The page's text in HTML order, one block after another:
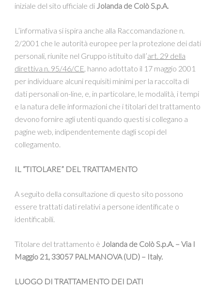
iniziale del sito ufficiale di Jolanda de Colò S.p.A.
L’informativa si ispira anche alla Raccomandazione n.
2/2001 che le autorità europee per la protezione dei dati
personali, riunite nel Gruppo istituito dall’art. 29 della
direttiva n. 95/46/CE , hanno adottato il 17 maggio 2001
per individuare alcuni requisiti minimi per la raccolta di
dati personali on-line, e, in particolare, le modalità, i tempi
e la natura delle informazioni che i titolari del trattamento
devono fornire agli utenti quando questi si collegano a
pagine web, indipendentemente dagli scopi del
collegamento.
IL “TITOLARE” DEL TRATTAMENTO
A seguito della consultazione di questo sito possono
essere trattati dati relativi a persone identificate o
identificabili.
Titolare del trattamento è Jolanda de Colò S.p.A. – Via I
Maggio 21, 33057 PALMANOVA (UD) – Italy.
LUOGO DI TRATTAMENTO DEI DATI